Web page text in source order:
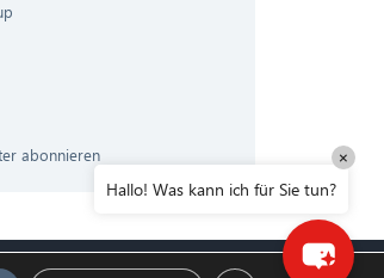
abonnieren
Hallo! Was kann ich für Sie tun?
×